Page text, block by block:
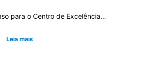
para o Centro de Excelência…
Leia mais